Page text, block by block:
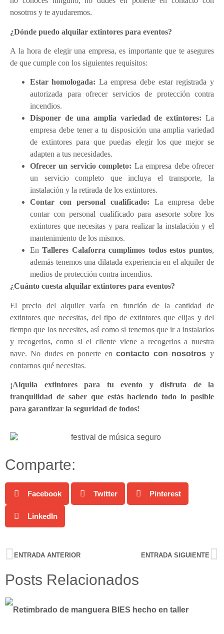
nosotros y te ayudaremos.
¿Dónde puedo alquilar extintores para eventos?
A la hora de elegir una empresa, es importante que te asegures
de que cumple con los siguientes requisitos:
Estar homologada: La empresa debe estar registrada y
autorizada para ofrecer servicios de protección contra
incendios.
Disponer de una amplia variedad de extintores: La
empresa debe tener a tu disposición una amplia variedad
de extintores para que puedas elegir los que mejor se
adapten a tus necesidades.
Ofrecer un servicio completo: La empresa debe ofrecer
un servicio completo que incluya el transporte, la
instalación y la retirada de los extintores.
Contar con personal cualificado: La empresa debe
contar con personal cualificado para asesorte sobre los
extintores que necesitas y para realizar la instalación y el
mantenimiento de los mismos.
En Talleres Calaforra cumplimos todos estos puntos,
además tenemos una dilatada experiencia en el alquiler de
medios de protección contra incendios.
¿Cuánto cuesta alquilar extintores para eventos?
El precio del alquiler varía en función de la cantidad de
extintores que necesitas, del tipo de extintores que elijas y del
tiempo que los necesites, así como si tenemos que ir a instalarlos
y recogerlos, como si el cliente viene a recogerlos a nuestra
nave. No dudes en ponerte en contacto con nosotros y
contarnos qué necesitas.
¡Alquila extintores para tu evento y disfruta de la
tranquilidad de saber que estás haciendo todo lo posible
para garantizar la seguridad de todos!
Comparte:
Facebook Twitter Pinterest
LinkedIn
ENTRADA ANTERIOR ENTRADA SIGUIENTE
Posts Relacionados